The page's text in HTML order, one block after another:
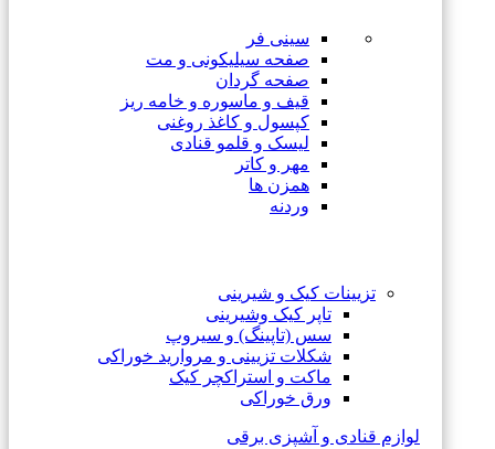
سینی فر
صفحه سیلیکونی و مت
صفحه گردان
قیف و ماسوره و خامه ریز
کپسول و کاغذ روغنی
لیسک و قلمو قنادی
مهر و کاتر
همزن ها
وردنه
تزیینات کیک و شیرینی
تاپر کیک وشیرینی
سس (تاپینگ) و سیروپ
شکلات تزیینی و مروارید خوراکی
ماکت و استراکچر کیک
ورق خوراکی
لوازم قنادی و آشپزی برقی